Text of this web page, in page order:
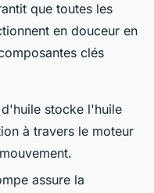
que toutes les
en douceur en
clés
stocke l'huile
à travers le moteur
assure la